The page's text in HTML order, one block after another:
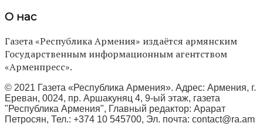
О нас
Газета «Республика Армения» издаётся армянским
Государственным информационным агентством
«Арменпресс».
© 2021 Газета «Республика Армения». Адрес: Армения, г.
Ереван, 0024, пр. Аршакуняц 4, 9-ый этаж, газета
"Республика Армения", Главный редактор: Арарат
Петросян, Тел.: +374 10 545700, Эл. почта: contact@ra.am